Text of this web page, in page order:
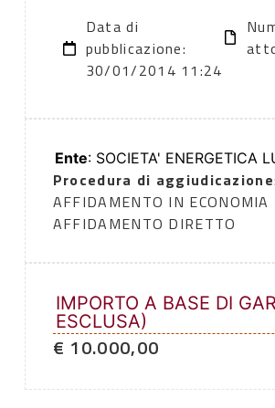
Data di
pubblicazione:
30/01/2014 11:24
Ente: SOCIETA' ENERGETICA
Procedura di aggiudicazione
AFFIDAMENTO IN ECONOMIA
AFFIDAMENTO DIRETTO
IMPORTO A BASE DI
ESCLUSA)
€ 10.000,00